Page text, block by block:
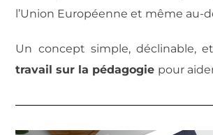
l’Union Européenne et même au-
Un concept simple, déclinable,
travail sur la pédagogie pour